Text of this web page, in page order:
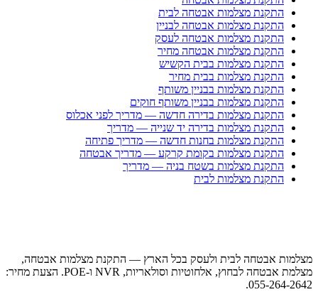
התקנת מצלמות אבטחה לבית
התקנת מצלמות אבטחה לבניין
התקנת מצלמות אבטחה לעסק
התקנת מצלמות אבטחה מחיר
התקנת מצלמות בבית הקשיש
התקנת מצלמות בבית מחיר
התקנת מצלמות בבניין משותף
התקנת מצלמות בבניין משותף חוקים
התקנת מצלמות בדירה חדשה — מדריך לפני אכלוס
התקנת מצלמות בדירה יד שנייה — מדריך
התקנת מצלמות בחנות חדשה — מדריך פתיחה
התקנת מצלמות בקומת קרקע — מדריך אבטחה
התקנת מצלמות בשטח בניה — מדריך
התקנת מצלמות לבית
מצלמות אבטחה לבית ולעסק בכל הארץ — התקנת מצלמות אבטחה,
מצלמת אבטחה לבחוץ, אלחוטיות וסולאריות, NVR ו-POE. הצעת מחיר:
055-264-2642.